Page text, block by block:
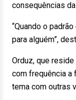
consequências
“Quando o
para alguém”,
Orduz, que
com frequência a
tema com outras